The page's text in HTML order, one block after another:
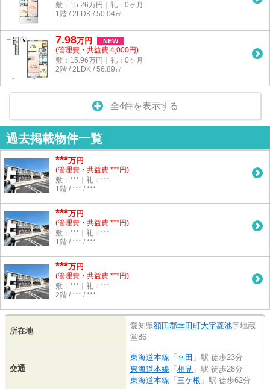
敷：15.26万円｜礼：0ヶ月
1階 / 2LDK / 50.04㎡
7.98万円 NEW
(管理費・共益費 4,000円)
敷：15.96万円｜礼：0ヶ月
2階 / 2LDK / 56.89㎡
全4件を表示する
過去掲載物件一覧
***万円
(管理費・共益費 ***円)
敷：***｜礼：***
1階 / *** / ***
***万円
(管理費・共益費 ***円)
敷：***｜礼：***
1階 / *** / ***
***万円
(管理費・共益費 ***円)
敷：***｜礼：***
2階 / *** / ***
所在地
愛知県額田郡幸田町大字菱池字地蔵
堂86
交通
東海道本線 「 幸田 」駅 徒歩23分
東海道本線 「 相見 」駅 徒歩28分
東海道本線 「 三ケ根 」駅 徒歩62分